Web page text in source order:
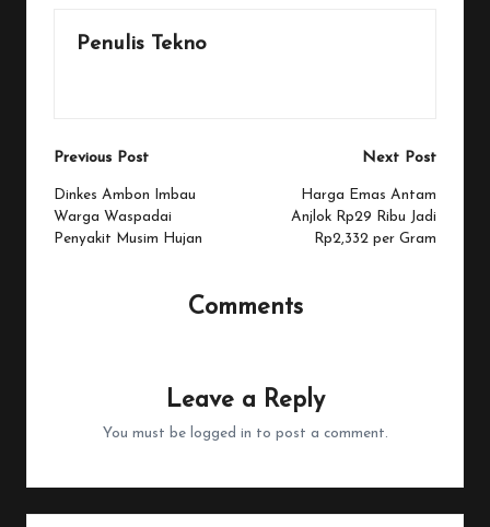
Penulis Tekno
Post
navigation
Previous Post
Dinkes Ambon Imbau
Warga Waspadai
Penyakit Musim Hujan
Next Post
Harga Emas Antam
Anjlok Rp29 Ribu Jadi
Rp2,332 per Gram
Comments
Leave a Reply
You must be logged in to post a comment.